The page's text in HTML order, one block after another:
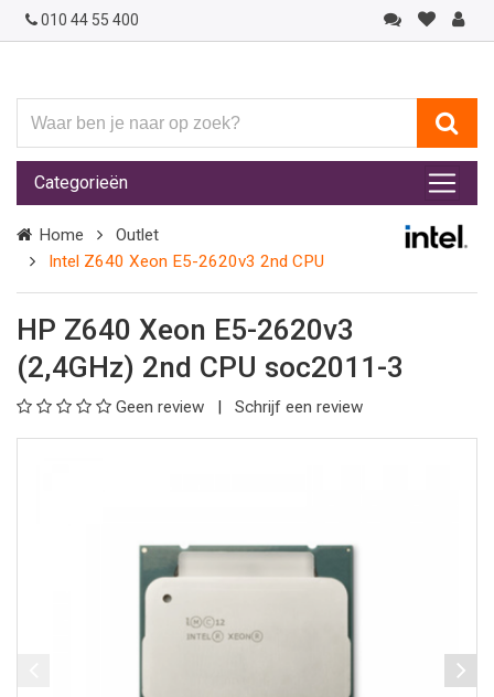
010 44 55 400
ben
je
naar
op
zoek?
Categorieën
Home
Outlet
Intel Z640 Xeon E5-2620v3 2nd CPU
HP Z640 Xeon E5-2620v3
(2,4GHz) 2nd CPU soc2011-3
Geen review Schrijf een review